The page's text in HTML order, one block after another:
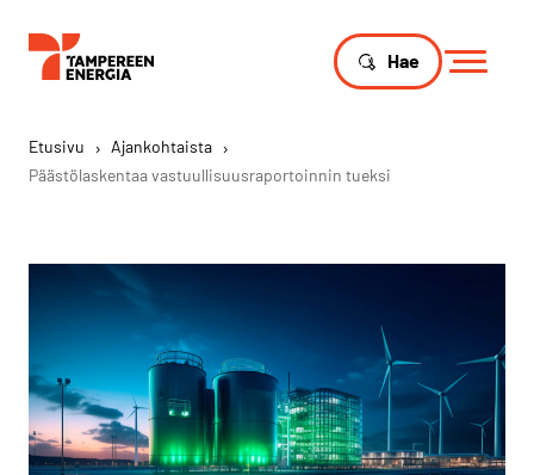
Hae
Etusivu › Ajankohtaista ›
Päästölaskentaa vastuullisuusraportoinnin tueksi